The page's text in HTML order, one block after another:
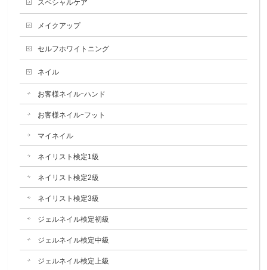
スペシャルケア
メイクアップ
セルフホワイトニング
ネイル
お客様ネイルｰハンド
お客様ネイルｰフット
マイネイル
ネイリスト検定1級
ネイリスト検定2級
ネイリスト検定3級
ジェルネイル検定初級
ジェルネイル検定中級
ジェルネイル検定上級